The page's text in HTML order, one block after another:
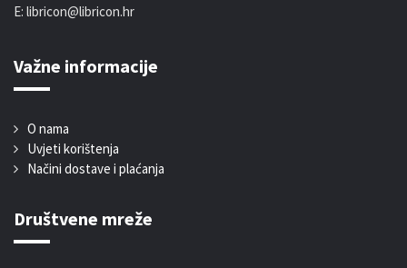
E: libricon@libricon.hr
Važne informacije
O nama
Uvjeti korištenja
Načini dostave i plaćanja
Društvene mreže